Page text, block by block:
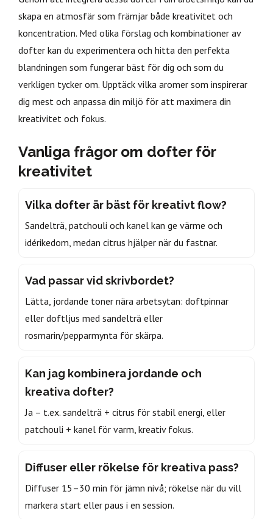
skapa en atmosfär som främjar både kreativitet och
koncentration. Med olika förslag och kombinationer av
dofter kan du experimentera och hitta den perfekta
blandningen som fungerar bäst för dig och som du
verkligen tycker om. Upptäck vilka aromer som inspirerar
dig mest och anpassa din miljö för att maximera din
kreativitet och fokus.
Vanliga frågor om dofter för
kreativitet
Vilka dofter är bäst för kreativt flow?
Sandelträ, patchouli och kanel kan ge värme och
idérikedom, medan citrus hjälper när du fastnar.
Vad passar vid skrivbordet?
Lätta, jordande toner nära arbetsytan: doftpinnar
eller doftljus med sandelträ eller
rosmarin/pepparmynta för skärpa.
Kan jag kombinera jordande och
kreativa dofter?
Ja – t.ex. sandelträ + citrus för stabil energi, eller
patchouli + kanel för varm, kreativ fokus.
Diffuser eller rökelse för kreativa pass?
Diffuser 15–30 min för jämn nivå; rökelse när du vill
markera start eller paus i en session.